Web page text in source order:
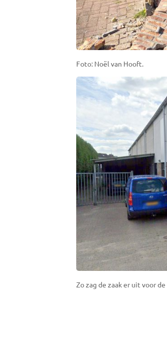
Foto: Noël van Hooft.
Zo zag de zaak er uit voor